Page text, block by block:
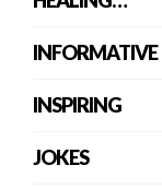
INFORMATIVE
INSPIRING
JOKES